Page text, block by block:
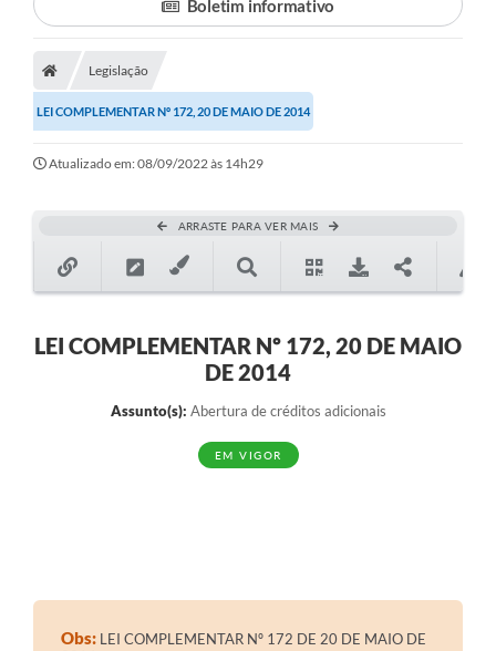
Boletim informativo
Legislação
LEI COMPLEMENTAR Nº 172, 20 DE MAIO DE 2014
Atualizado em: 08/09/2022 às 14h29
ARRASTE PARA VER MAIS
LEI COMPLEMENTAR Nº 172, 20 DE MAIO
DE 2014
Assunto(s): Abertura de créditos adicionais
EM VIGOR
Obs: LEI COMPLEMENTAR Nº 172 DE 20 DE MAIO DE